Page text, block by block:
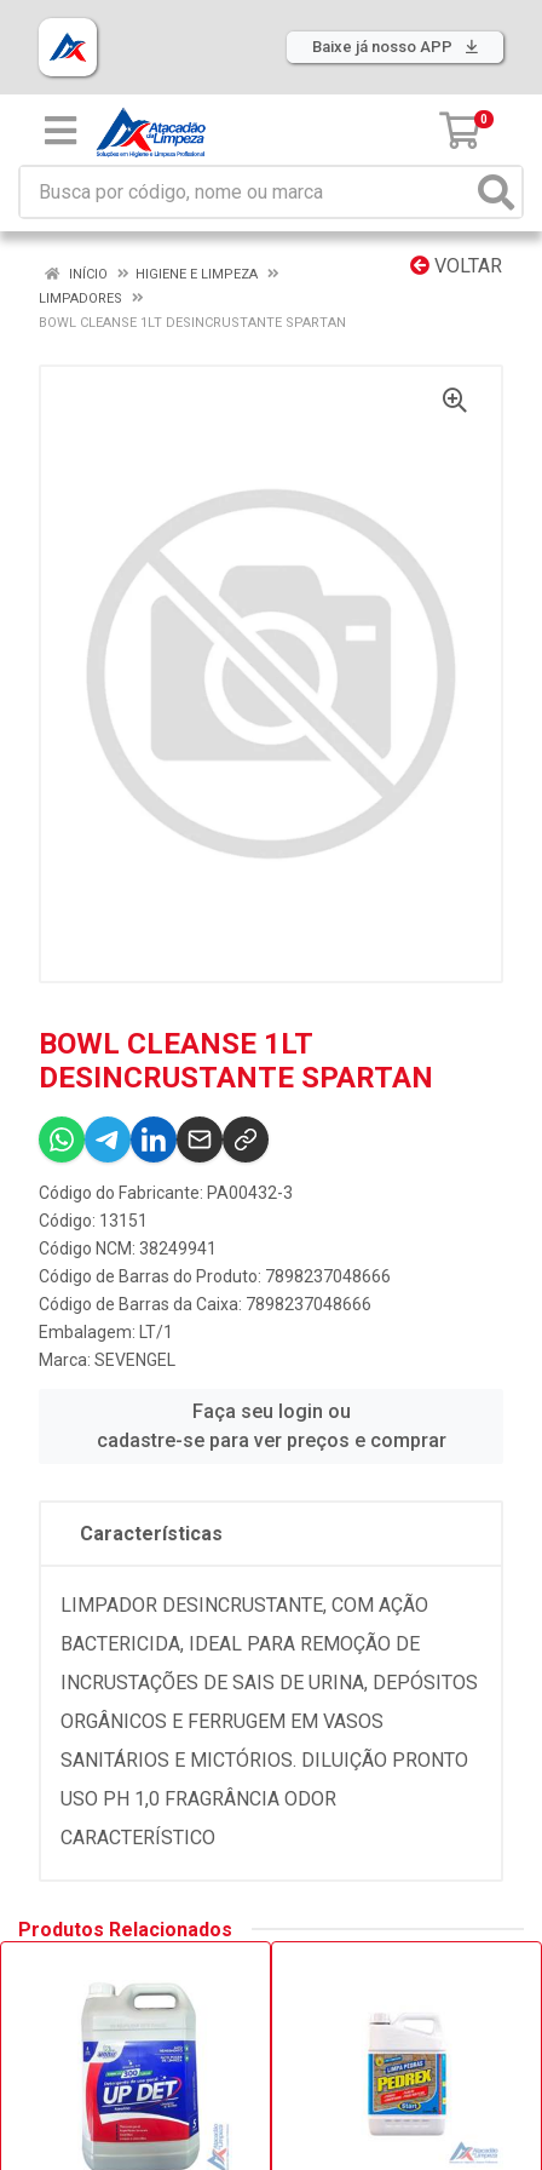
Baixe já nosso APP
0
VOLTAR
INÍCIO
HIGIENE E LIMPEZA
LIMPADORES
BOWL CLEANSE 1LT DESINCRUSTANTE SPARTAN
BOWL CLEANSE 1LT
DESINCRUSTANTE SPARTAN
Código do Fabricante: PA00432-3
Código: 13151
Código NCM: 38249941
Código de Barras do Produto: 7898237048666
Código de Barras da Caixa: 7898237048666
Embalagem: LT/1
Marca: SEVENGEL
Faça seu login ou
cadastre-se para ver preços e comprar
Características
LIMPADOR DESINCRUSTANTE, COM AÇÃO
BACTERICIDA, IDEAL PARA REMOÇÃO DE
INCRUSTAÇÕES DE SAIS DE URINA, DEPÓSITOS
ORGÂNICOS E FERRUGEM EM VASOS
SANITÁRIOS E MICTÓRIOS. DILUIÇÃO PRONTO
USO PH 1,0 FRAGRÂNCIA ODOR
CARACTERÍSTICO
Produtos Relacionados